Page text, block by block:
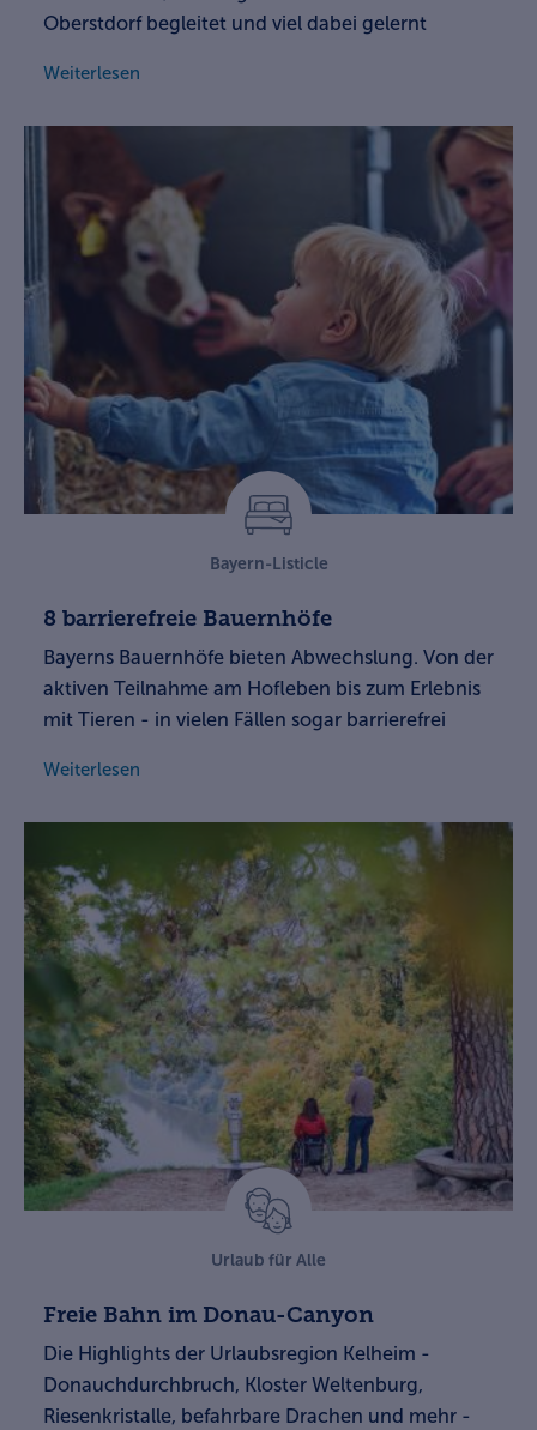
Oberstdorf begleitet und viel dabei gelernt
Weiterlesen
Bayern-Listicle
8 barrierefreie Bauernhöfe
Bayerns Bauernhöfe bieten Abwechslung. Von der
aktiven Teilnahme am Hofleben bis zum Erlebnis
mit Tieren - in vielen Fällen sogar barrierefrei
Weiterlesen
Urlaub für Alle
Freie Bahn im Donau-Canyon
Die Highlights der Urlaubsregion Kelheim -
Donauchdurchbruch, Kloster Weltenburg,
Riesenkristalle, befahrbare Drachen und mehr -